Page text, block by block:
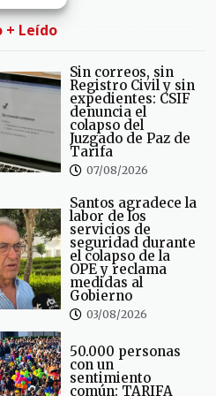
+ Leído
Sin correos, sin
Registro Civil y sin
expedientes: CSIF
denuncia el
colapso del
Juzgado de Paz de
Tarifa
07/08/2026
Santos agradece la
labor de los
servicios de
seguridad durante
el colapso de la
OPE y reclama
medidas al
Gobierno
03/08/2026
50.000 personas
con un
sentimiento
común: TARIFA